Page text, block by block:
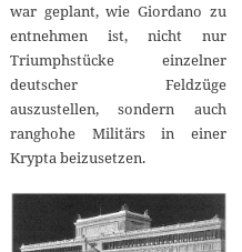
war geplant, wie Giordano zu
entnehmen ist, nicht nur
Triumphstücke einzelner
deutscher Feldzüge
auszustellen, sondern auch
ranghohe Militärs in einer
Krypta beizusetzen.